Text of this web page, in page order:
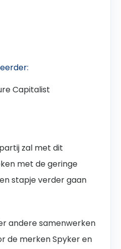
Capitalist
zal met dit
met de geringe
stapje verder gaan
andere samenwerken
de merken Spyker en